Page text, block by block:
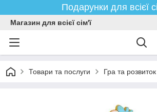
Подарунки для всієї
Магазин для всієї сім'ї
Товари та послуги Гра та розвиток